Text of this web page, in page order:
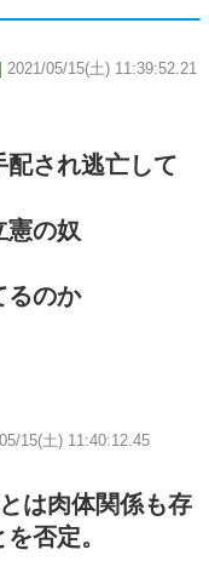
2021/05/15(土) 11:39:52.21
され逃亡して
憲の奴
るのか
15(土) 11:40:12.45
は肉体関係も存
否定。